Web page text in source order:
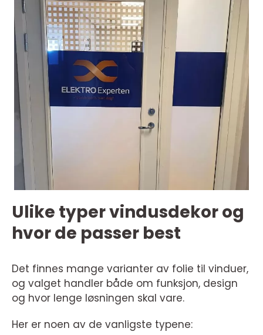
Ulike typer vindusdekor og
hvor de passer best
Det finnes mange varianter av folie til vinduer,
og valget handler både om funksjon, design
og hvor lenge løsningen skal vare.
Her er noen av de vanligste typene: